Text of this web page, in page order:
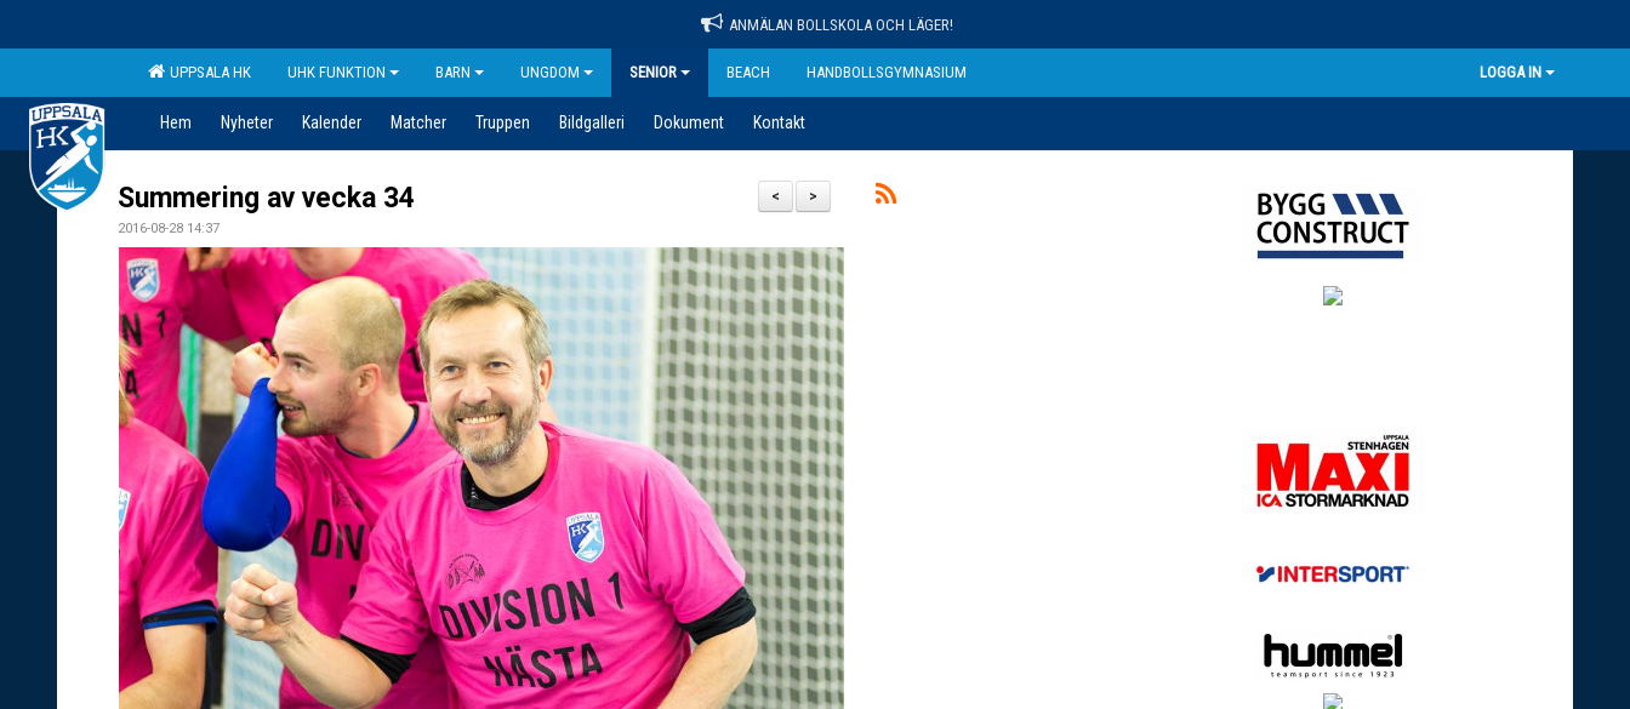
ANMÄLAN BOLLSKOLA OCH LÄGER!
UPPSALA HK UHK FUNKTION BARN UNGDOM SENIOR BEACH HANDBOLLSGYMNASIUM LOGGA IN
Hem Nyheter Kalender Matcher Truppen Bildgalleri Dokument Kontakt
>
<
Summering av vecka 34
2016-08-28 14:37